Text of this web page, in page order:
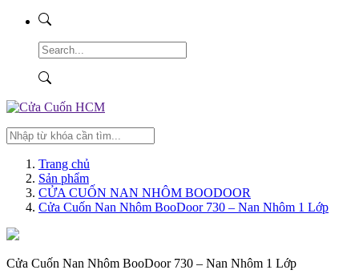
Trang chủ
Sản phẩm
CỬA CUỐN NAN NHÔM BOODOOR
Cửa Cuốn Nan Nhôm BooDoor 730 – Nan Nhôm 1 Lớp
Cửa Cuốn Nan Nhôm BooDoor 730 – Nan Nhôm 1 Lớp